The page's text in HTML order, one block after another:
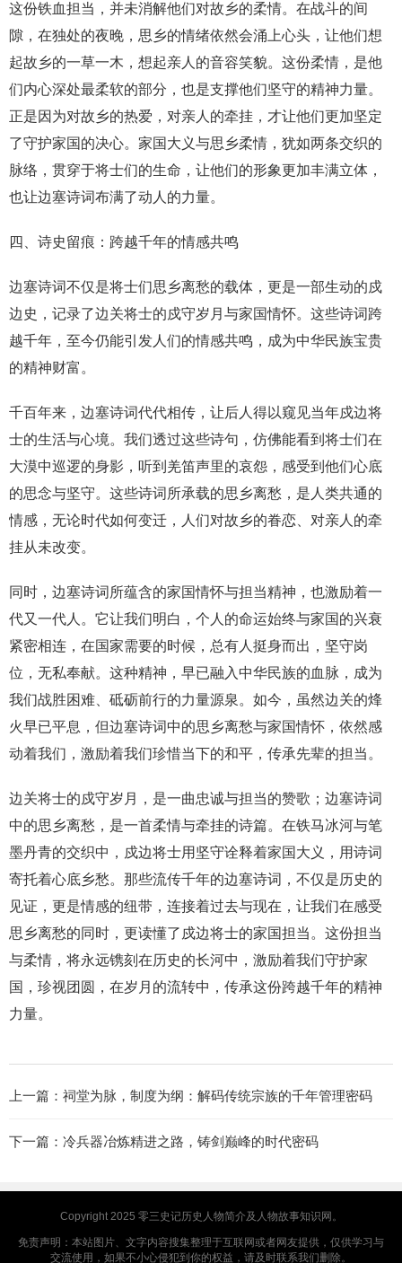
这份铁血担当，并未消解他们对故乡的柔情。在战斗的间
隙，在独处的夜晚，思乡的情绪依然会涌上心头，让他们想
起故乡的一草一木，想起亲人的音容笑貌。这份柔情，是他
们内心深处最柔软的部分，也是支撑他们坚守的精神力量。
正是因为对故乡的热爱，对亲人的牵挂，才让他们更加坚定
了守护家国的决心。家国大义与思乡柔情，犹如两条交织的
脉络，贯穿于将士们的生命，让他们的形象更加丰满立体，
也让边塞诗词布满了动人的力量。
四、诗史留痕：跨越千年的情感共鸣
边塞诗词不仅是将士们思乡离愁的载体，更是一部生动的戍
边史，记录了边关将士的戍守岁月与家国情怀。这些诗词跨
越千年，至今仍能引发人们的情感共鸣，成为中华民族宝贵
的精神财富。
千百年来，边塞诗词代代相传，让后人得以窥见当年戍边将
士的生活与心境。我们透过这些诗句，仿佛能看到将士们在
大漠中巡逻的身影，听到羌笛声里的哀怨，感受到他们心底
的思念与坚守。这些诗词所承载的思乡离愁，是人类共通的
情感，无论时代如何变迁，人们对故乡的眷恋、对亲人的牵
挂从未改变。
同时，边塞诗词所蕴含的家国情怀与担当精神，也激励着一
代又一代人。它让我们明白，个人的命运始终与家国的兴衰
紧密相连，在国家需要的时候，总有人挺身而出，坚守岗
位，无私奉献。这种精神，早已融入中华民族的血脉，成为
我们战胜困难、砥砺前行的力量源泉。如今，虽然边关的烽
火早已平息，但边塞诗词中的思乡离愁与家国情怀，依然感
动着我们，激励着我们珍惜当下的和平，传承先辈的担当。
边关将士的戍守岁月，是一曲忠诚与担当的赞歌；边塞诗词
中的思乡离愁，是一首柔情与牵挂的诗篇。在铁马冰河与笔
墨丹青的交织中，戍边将士用坚守诠释着家国大义，用诗词
寄托着心底乡愁。那些流传千年的边塞诗词，不仅是历史的
见证，更是情感的纽带，连接着过去与现在，让我们在感受
思乡离愁的同时，更读懂了戍边将士的家国担当。这份担当
与柔情，将永远镌刻在历史的长河中，激励着我们守护家
国，珍视团圆，在岁月的流转中，传承这份跨越千年的精神
力量。
上一篇： 祠堂为脉，制度为纲：解码传统宗族的千年管理密码
下一篇： 冷兵器冶炼精进之路，铸剑巅峰的时代密码
Copyright 2025 零三史记历史人物简介及人物故事知识网。
免责声明：本站图片、文字内容搜集整理于互联网或者网友提供，仅供学习与
交流使用，如果不小心侵犯到你的权益，请及时联系我们删除。